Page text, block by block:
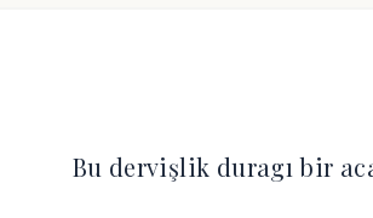
Bu dervişlik duragı bir